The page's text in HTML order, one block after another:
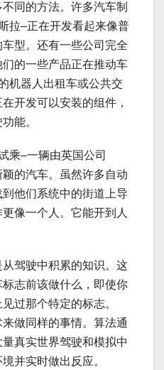
同的方法。许多汽车制
拉–正在开发看起来像普
型。还有一些公司完全
的一些产品正在推动车
机器人出租车或公共交
开发可以安装的组件，
能。
乘–一辆由英国公司
的汽车。虽然许多自动
他们系统中的街道上导
像一个人。它能开到人
驾驶中积累的知识。这
志前该做什么，即使你
过那个特定的标志。
做同样的事情。算法通
真实世界驾驶和模拟中
并实时做出反应。